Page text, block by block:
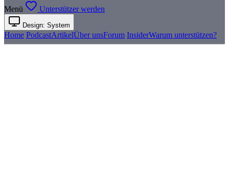
Menü Unterstützer werden
Design: System
Home PodcastArtikelÜber unsForum InsiderWarum unterstützen?